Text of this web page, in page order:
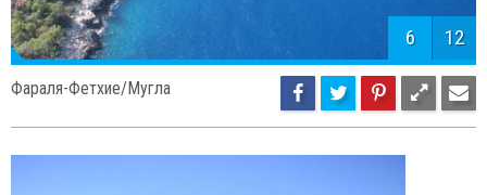
6 12
Фараля-Фетхие/Мугла